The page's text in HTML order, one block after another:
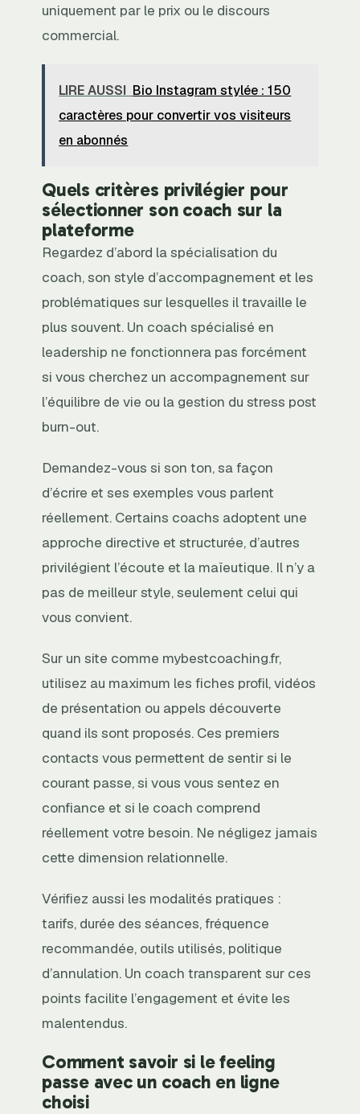
uniquement par le prix ou le discours
commercial.
LIRE AUSSI Bio Instagram stylée : 150
caractères pour convertir vos visiteurs
en abonnés
Quels critères privilégier pour
sélectionner son coach sur la
plateforme
Regardez d’abord la spécialisation du
coach, son style d’accompagnement et les
problématiques sur lesquelles il travaille le
plus souvent. Un coach spécialisé en
leadership ne fonctionnera pas forcément
si vous cherchez un accompagnement sur
l’équilibre de vie ou la gestion du stress post
burn-out.
Demandez-vous si son ton, sa façon
d’écrire et ses exemples vous parlent
réellement. Certains coachs adoptent une
approche directive et structurée, d’autres
privilégient l’écoute et la maïeutique. Il n’y a
pas de meilleur style, seulement celui qui
vous convient.
Sur un site comme mybestcoaching.fr,
utilisez au maximum les fiches profil, vidéos
de présentation ou appels découverte
quand ils sont proposés. Ces premiers
contacts vous permettent de sentir si le
courant passe, si vous vous sentez en
confiance et si le coach comprend
réellement votre besoin. Ne négligez jamais
cette dimension relationnelle.
Vérifiez aussi les modalités pratiques :
tarifs, durée des séances, fréquence
recommandée, outils utilisés, politique
d’annulation. Un coach transparent sur ces
points facilite l’engagement et évite les
malentendus.
Comment savoir si le feeling
passe avec un coach en ligne
choisi